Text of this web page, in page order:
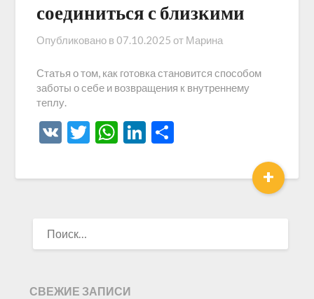
соединиться с близкими
Опубликовано в 07.10.2025 от Марина
Статья о том, как готовка становится способом
заботы о себе и возвращения к внутреннему
теплу.
VK Twitter
WhatsApp
LinkedIn
+
СВЕЖИЕ ЗАПИСИ